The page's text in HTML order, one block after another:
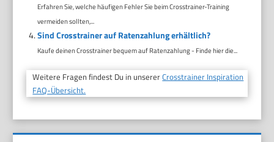
Erfahren Sie, welche häufigen Fehler Sie beim Crosstrainer-Training
vermeiden sollten,...
Sind Crosstrainer auf Ratenzahlung erhältlich?
Kaufe deinen Crosstrainer bequem auf Ratenzahlung - Finde hier die...
Weitere Fragen findest Du in unsererCrosstrainer Inspiration
FAQ-Übersicht.